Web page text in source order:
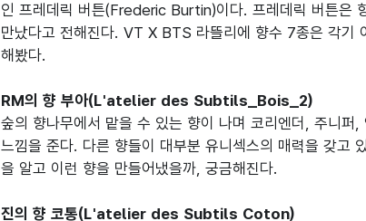
인 프레데릭 버튼(Frederic Burtin)이다. 프레데릭 버튼은
만났다고 전해진다. VT X BTS 라뜰리에 향수 7종은 각기
해봤다.
RM의 향 부아(L'atelier des Subtils_Bois_2)
숲의 향나무에서 맡을 수 있는 향이 나며 코리엔더, 주니
느낌을 준다. 다른 향들이 대부분 유니섹스의 매력을 갖고
을 알고 이런 향을 만들어냈을까, 궁금해진다.
진의 향 코통(L'atelier des Subtils Coton)